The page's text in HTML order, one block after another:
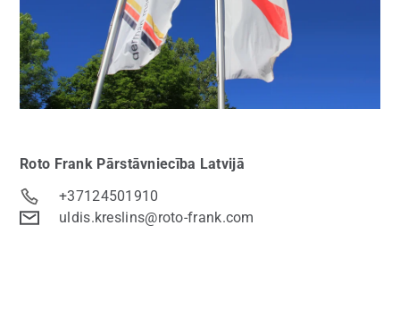
Roto Frank Pārstāvniecība Latvijā
+37124501910
uldis.kreslins@roto-frank.com